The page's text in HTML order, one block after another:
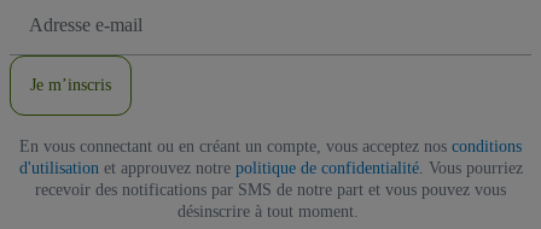
e-
Je m’inscris
En vous connectant ou en créant un compte, vous acceptez nos conditions
d'utilisation et approuvez notre politique de confidentialité. Vous pourriez
recevoir des notifications par SMS de notre part et vous pouvez vous
désinscrire à tout moment.